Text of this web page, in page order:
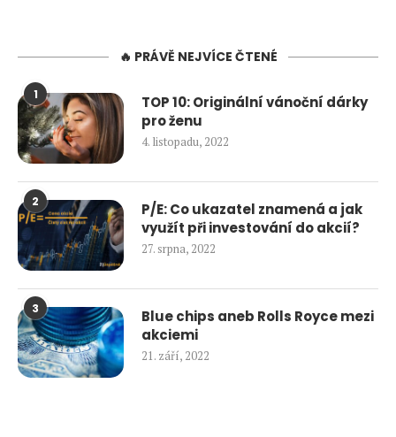
🔥 PRÁVĚ NEJVÍCE ČTENÉ
1
TOP 10: Originální vánoční dárky
pro ženu
4. listopadu, 2022
2
P/E: Co ukazatel znamená a jak
využít při investování do akcií?
27. srpna, 2022
3
Blue chips aneb Rolls Royce mezi
akciemi
21. září, 2022